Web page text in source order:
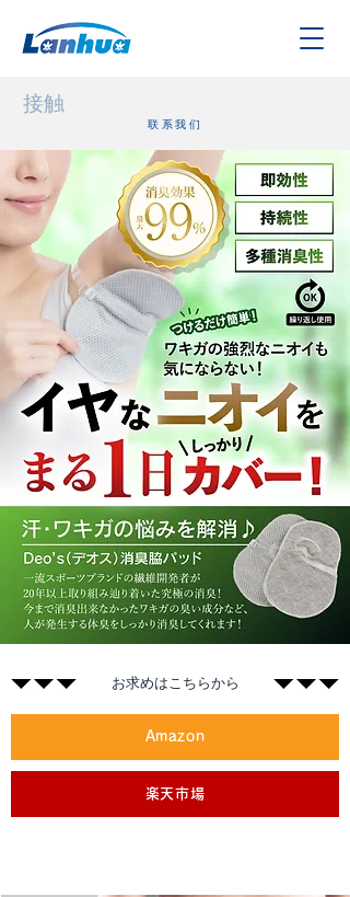
接触
​联系我们
​お求めはこちらから
Amazon
楽天市場